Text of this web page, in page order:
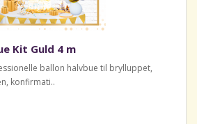
Kit Guld 4 m
ballon halvbue til brylluppet,
konfirmati..